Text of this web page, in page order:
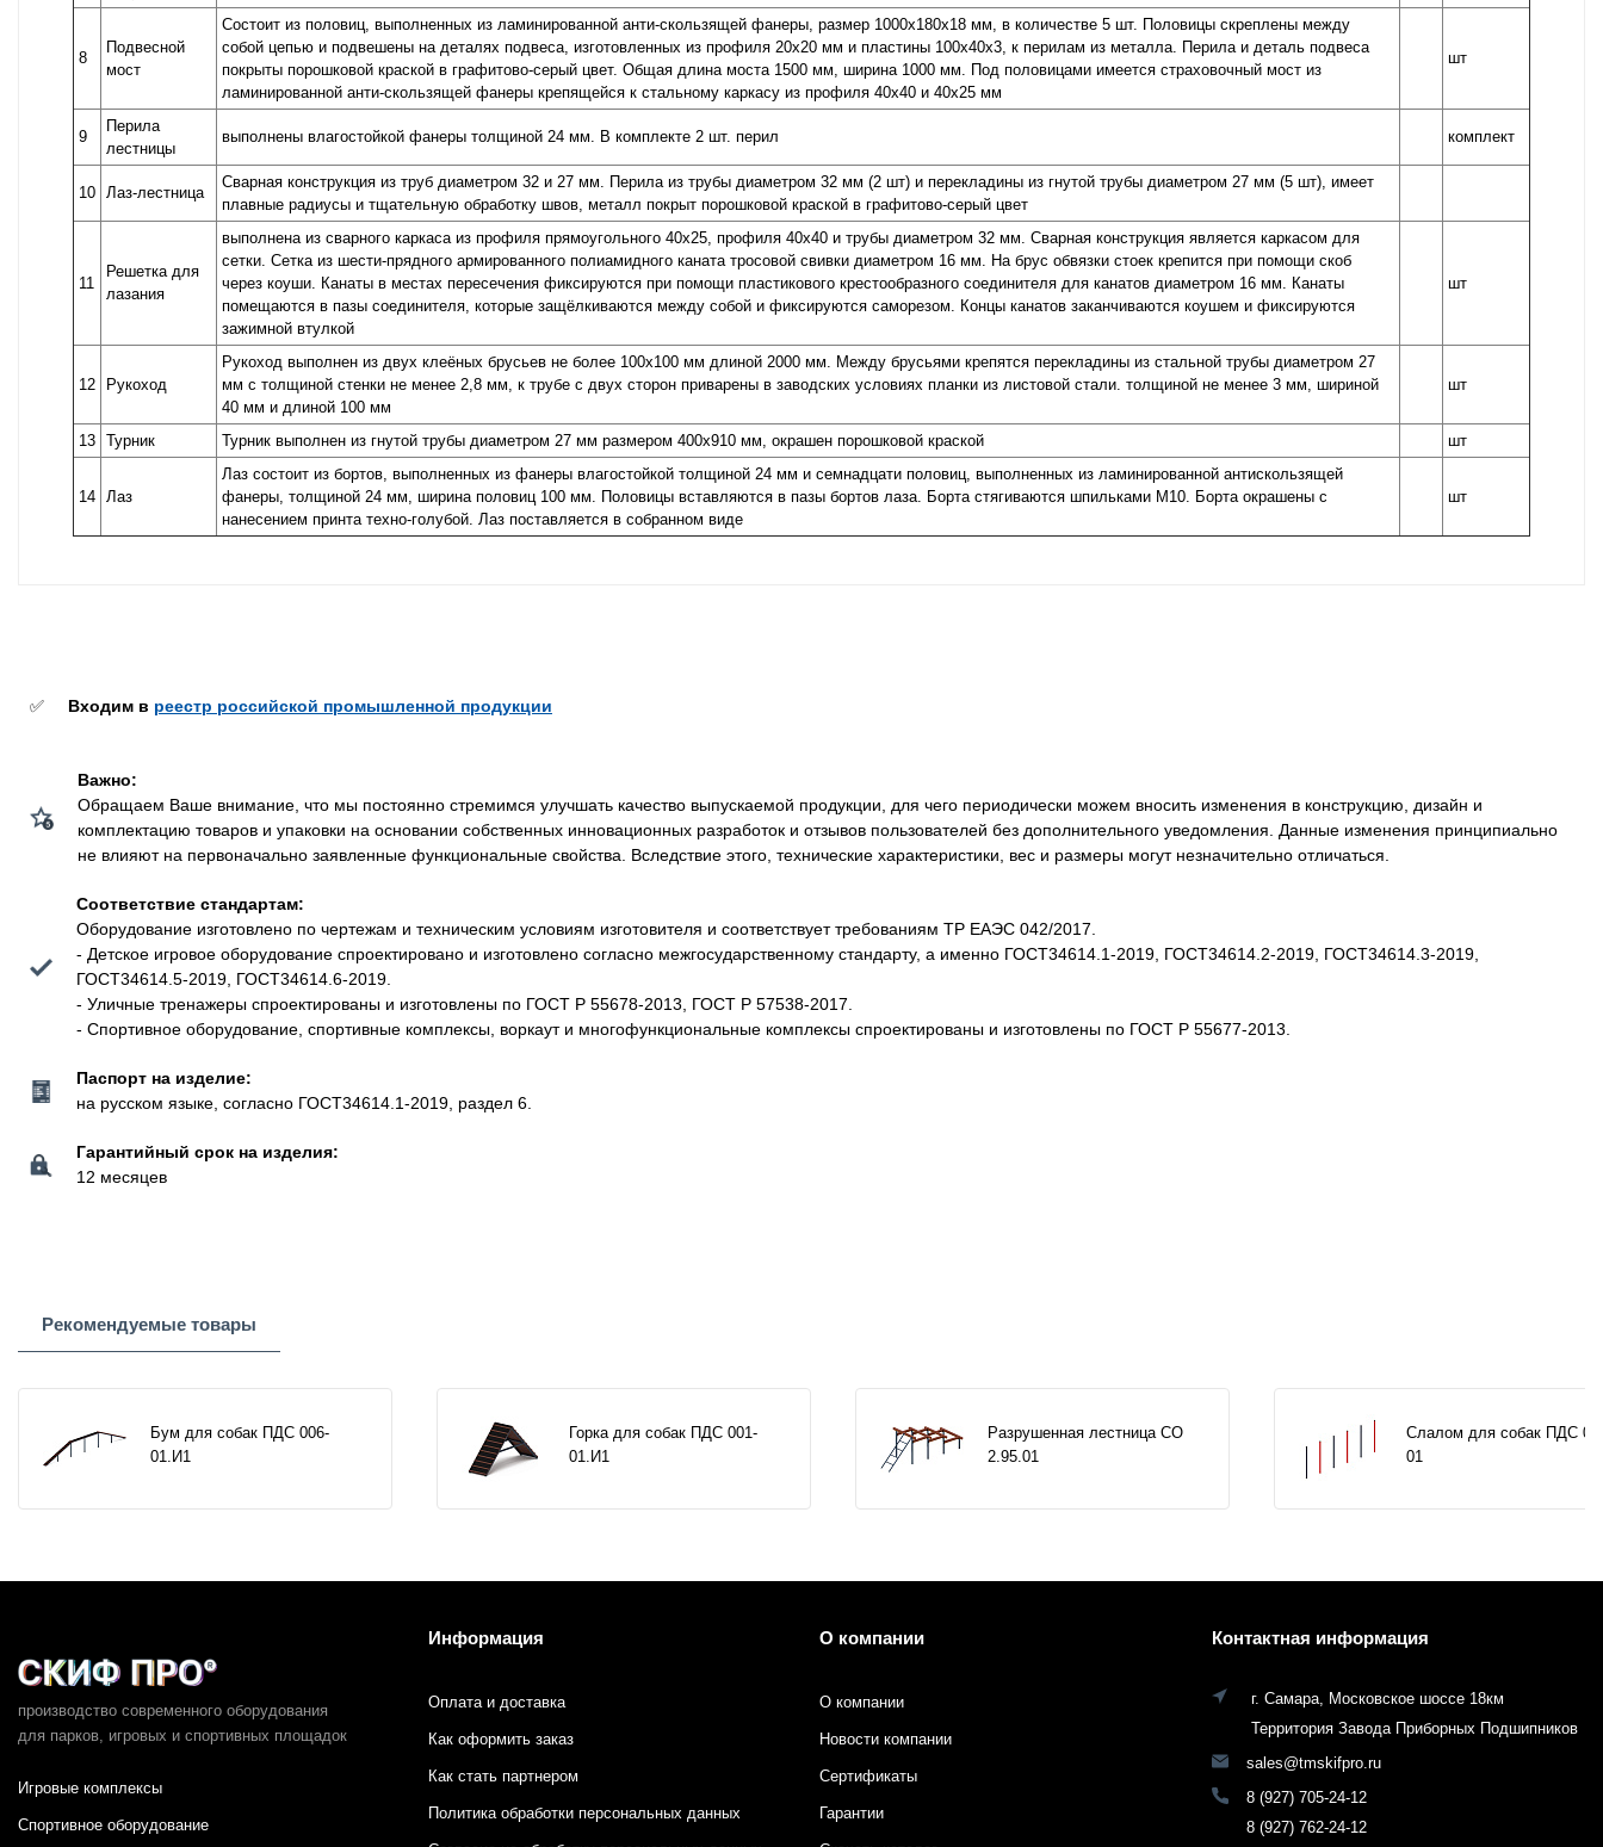
8
Подвесной
мост
Состоит из половиц, выполненных из ламинированной анти-скользящей фанеры, размер 1000х180х18 мм, в количестве 5 шт. Половицы скреплены между
собой цепью и подвешены на деталях подвеса, изготовленных из профиля 20х20 мм и пластины 100х40х3, к перилам из металла. Перила и деталь подвеса
покрыты порошковой краской в графитово-серый цвет. Общая длина моста 1500 мм, ширина 1000 мм. Под половицами имеется страховочный мост из
ламинированной анти-скользящей фанеры крепящейся к стальному каркасу из профиля 40х40 и 40х25 мм
шт
9
Перила
лестницы
выполнены влагостойкой фанеры толщиной 24 мм. В комплекте 2 шт. перил комплект
10 Лаз-лестница
Сварная конструкция из труб диаметром 32 и 27 мм. Перила из трубы диаметром 32 мм (2 шт) и перекладины из гнутой трубы диаметром 27 мм (5 шт), имеет
плавные радиусы и тщательную обработку швов, металл покрыт порошковой краской в графитово-серый цвет
11
Решетка для
лазания
выполнена из сварного каркаса из профиля прямоугольного 40х25, профиля 40х40 и трубы диаметром 32 мм. Сварная конструкция является каркасом для
сетки. Сетка из шести-прядного армированного полиамидного каната тросовой свивки диаметром 16 мм. На брус обвязки стоек крепится при помощи скоб
через коуши. Канаты в местах пересечения фиксируются при помощи пластикового крестообразного соединителя для канатов диаметром 16 мм. Канаты
помещаются в пазы соединителя, которые защёлкиваются между собой и фиксируются саморезом. Концы канатов заканчиваются коушем и фиксируются
зажимной втулкой
шт
12 Рукоход
Рукоход выполнен из двух клеёных брусьев не более 100х100 мм длиной 2000 мм. Между брусьями крепятся перекладины из стальной трубы диаметром 27
мм с толщиной стенки не менее 2,8 мм, к трубе с двух сторон приварены в заводских условиях планки из листовой стали. толщиной не менее 3 мм, шириной
40 мм и длиной 100 мм
шт
13 Турник Турник выполнен из гнутой трубы диаметром 27 мм размером 400х910 мм, окрашен порошковой краской шт
14 Лаз
Лаз состоит из бортов, выполненных из фанеры влагостойкой толщиной 24 мм и семнадцати половиц, выполненных из ламинированной антискользящей
фанеры, толщиной 24 мм, ширина половиц 100 мм. Половицы вставляются в пазы бортов лаза. Борта стягиваются шпильками М10. Борта окрашены с
нанесением принта техно-голубой. Лаз поставляется в собранном виде
шт
✅ Входим в реестр российской промышленной продукции
Важно:
Обращаем Ваше внимание, что мы постоянно стремимся улучшать качество выпускаемой продукции, для чего периодически можем вносить изменения в конструкцию, дизайн и
комплектацию товаров и упаковки на основании собственных инновационных разработок и отзывов пользователей без дополнительного уведомления. Данные изменения принципиально
не влияют на первоначально заявленные функциональные свойства. Вследствие этого, технические характеристики, вес и размеры могут незначительно отличаться.
Соответствие стандартам:
Оборудование изготовлено по чертежам и техническим условиям изготовителя и соответствует требованиям ТР ЕАЭС 042/2017.
- Детское игровое оборудование спроектировано и изготовлено согласно межгосударственному стандарту, а именно ГОСТ34614.1-2019, ГОСТ34614.2-2019, ГОСТ34614.3-2019,
ГОСТ34614.5-2019, ГОСТ34614.6-2019.
- Уличные тренажеры спроектированы и изготовлены по ГОСТ Р 55678-2013, ГОСТ Р 57538-2017.
- Спортивное оборудование, спортивные комплексы, воркаут и многофункциональные комплексы спроектированы и изготовлены по ГОСТ Р 55677-2013.
Паспорт на изделие:
на русском языке, согласно ГОСТ34614.1-2019, раздел 6.
Гарантийный срок на изделия:
12 месяцев
Рекомендуемые товары
Бум для собак ПДС 006-
01.И1
Горка для собак ПДС 001-
01.И1
Разрушенная лестница СО
2.95.01
Слалом для собак ПДС
01
производство современного оборудования
для парков, игровых и спортивных площадок
Игровые комплексы
Спортивное оборудование
Информация
Оплата и доставка
Как оформить заказ
Как стать партнером
Политика обработки персональных данных
О компании
О компании
Новости компании
Сертификаты
Гарантии
Контактная информация
г. Самара, Московское шоссе 18км
Территория Завода Приборных Подшипников
sales@tmskifpro.ru
8 (927) 705-24-12
8 (927) 762-24-12